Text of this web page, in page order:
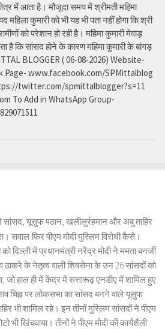
में आता है। मौजूदा समय में श्रीमती महिमा
कुमारी को भी यह भी पता नहीं होगा कि श्री
को परेशान हो रही है। महिमा कुमारी मेवाड़
है कि सांसद होने के कारण महिमा कुमारी के बांगड़
BLOGGER ( 06-08-2026) Website-
Page- www.facebook.com/SPMittalblog
twitter.com/spmittalblogger?s=11
To Add in WhatsApp Group-
सांसद, यूसुफ पठान, खलीलुर्रहमान और अबु ताहिर
सवाल-फिर पीएम मोदी मुस्लिम विरोधी कैसे।
दिल्ली में प्रधानमंत्री नरेंद्र मोदी ने ममता बनर्जी
ठाकरे के नेतृत्व वाली शिवसेना के उन 26 सांसदों को
जो हाल ही में केंद्र में सत्तारूढ़ एनडीए में शामिल हुए
चिह्न पर लोकसभा का सांसद बनने वाले यूसुफ
भी शामिल रहे। इन तीनों मुस्लिम सांसदों ने पीएम
भी खिंचवाया। तीनों ने पीएम मोदी की कार्यशैली